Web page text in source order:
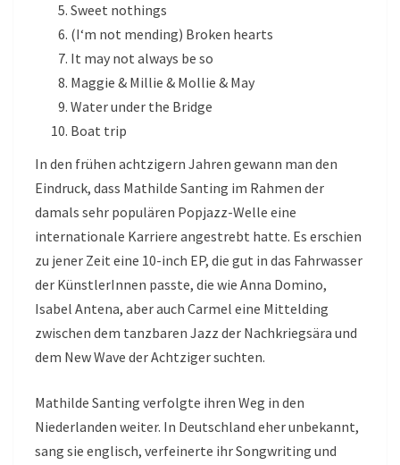
Sweet nothings
(I‘m not mending) Broken hearts
It may not always be so
Maggie & Millie & Mollie & May
Water under the Bridge
Boat trip
In den frühen achtzigern Jahren gewann man den
Eindruck, dass Mathilde Santing im Rahmen der
damals sehr populären Popjazz-Welle eine
internationale Karriere angestrebt hatte. Es erschien
zu jener Zeit eine 10-inch EP, die gut in das Fahrwasser
der KünstlerInnen passte, die wie Anna Domino,
Isabel Antena, aber auch Carmel eine Mittelding
zwischen dem tanzbaren Jazz der Nachkriegsära und
dem New Wave der Achtziger suchten.
Mathilde Santing verfolgte ihren Weg in den
Niederlanden weiter. In Deutschland eher unbekannt,
sang sie englisch, verfeinerte ihr Songwriting und